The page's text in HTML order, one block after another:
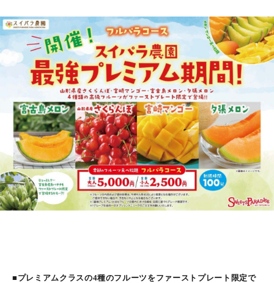
■プレミアムクラスの4種のフルーツをファーストプレート限定で